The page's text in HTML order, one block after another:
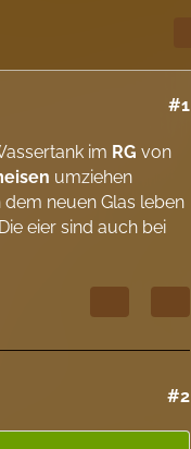
#1
im RG von
umziehen
dem neuen Glas leben
eier sind auch bei
#2